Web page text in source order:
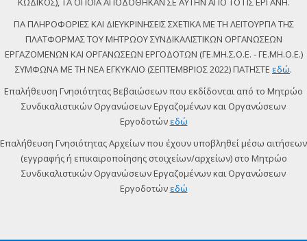
ΓΙΑ ΠΛΗΡΟΦΟΡΙΕΣ ΚΑΙ ΔΙΕΥΚΡΙΝΗΣΕΙΣ ΣΧΕΤΙΚΑ ΜΕ ΤΗ ΛΕΙΤΟΥΡΓΙΑ ΤΗΣ
ΠΛΑΤΦΟΡΜΑΣ ΤΟΥ ΜΗΤΡΩΟΥ ΣΥΝΔΙΚΑΛΙΣΤΙΚΩΝ ΟΡΓΑΝΩΣΕΩΝ
ΕΡΓΑΖΟΜΕΝΩΝ ΚΑΙ ΟΡΓΑΝΩΣΕΩΝ ΕΡΓΟΔΟΤΩΝ (ΓΕ.ΜΗ.Σ.Ο.Ε. - ΓΕ.ΜΗ.Ο.Ε.)
ΣΥΜΦΩΝΑ ΜΕ ΤΗ ΝΕΑ ΕΓΚΥΚΛΙΟ (ΣΕΠΤΕΜΒΡΙΟΣ 2022) ΠΑΤΗΣΤΕ εδώ.
Επαλήθευση Γνησιότητας Βεβαιώσεων που εκδίδονται από το Μητρώο
Συνδικαλιστικών Οργανώσεων Εργαζομένων και Οργανώσεων
Εργοδοτών εδώ
Επαλήθευση Γνησιότητας Αρχείων που έχουν υποβληθεί μέσω αιτήσεων
(εγγραφής ή επικαιροποίησης στοιχείων/αρχείων) στο Μητρώο
Συνδικαλιστικών Οργανώσεων Εργαζομένων και Οργανώσεων
Εργοδοτών εδώ